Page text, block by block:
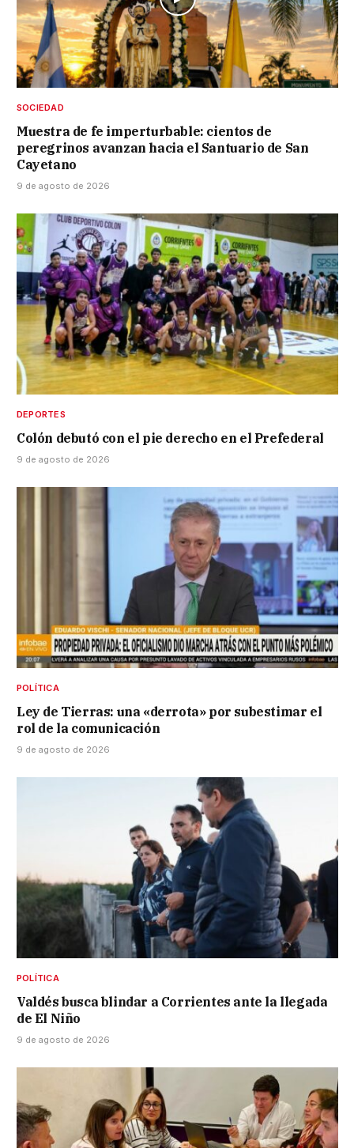
SOCIEDAD
Muestra de fe imperturbable: cientos de
peregrinos avanzan hacia el Santuario de San
Cayetano
9 de agosto de 2026
DEPORTES
Colón debutó con el pie derecho en el Prefederal
9 de agosto de 2026
POLÍTICA
Ley de Tierras: una «derrota» por subestimar el
rol de la comunicación
9 de agosto de 2026
POLÍTICA
Valdés busca blindar a Corrientes ante la llegada
de El Niño
9 de agosto de 2026